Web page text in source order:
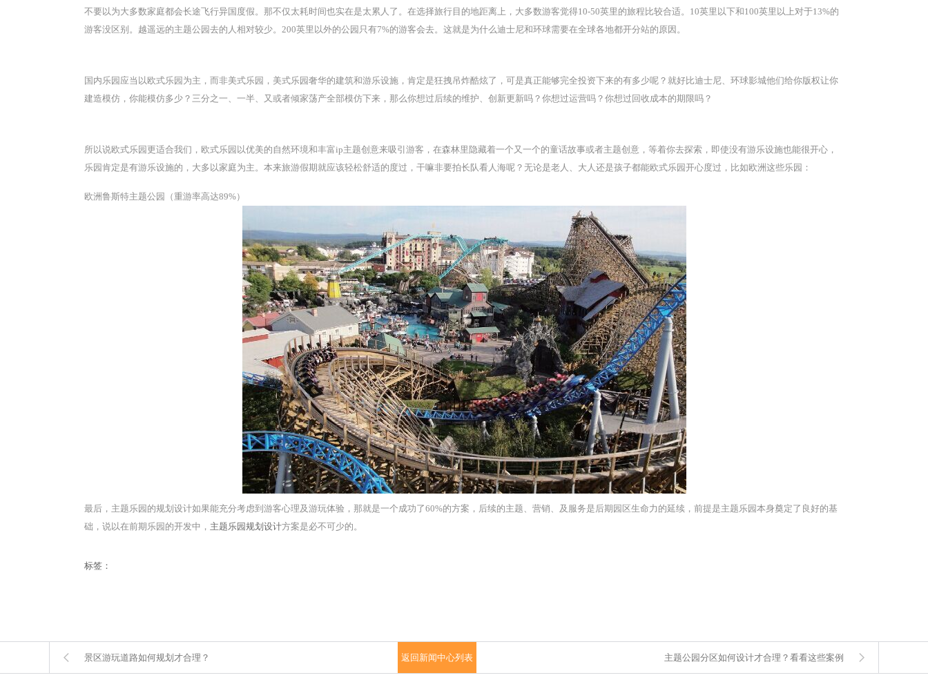
不要以为大多数家庭都会长途飞行异国度假。那不仅太耗时间也实在是太累人了。在选择旅行目的地距离上，大多数游客觉得10-50英里的旅程比较合适。10英里以下和100英里以上对于13%的
游客没区别。越遥远的主题公园去的人相对较少。200英里以外的公园只有7%的游客会去。这就是为什么迪士尼和环球需要在全球各地都开分站的原因。
国内乐园应当以欧式乐园为主，而非美式乐园，美式乐园奢华的建筑和游乐设施，肯定是狂拽吊炸酷炫了，可是真正能够完全投资下来的有多少呢？就好比迪士尼、环球影城他们给你版权让你
建造模仿，你能模仿多少？三分之一、一半、又或者倾家荡产全部模仿下来，那么你想过后续的维护、创新更新吗？你想过运营吗？你想过回收成本的期限吗？
所以说欧式乐园更适合我们，欧式乐园以优美的自然环境和丰富ip主题创意来吸引游客，在森林里隐藏着一个又一个的童话故事或者主题创意，等着你去探索，即使没有游乐设施也能很开心，
乐园肯定是有游乐设施的，大多以家庭为主。本来旅游假期就应该轻松舒适的度过，干嘛非要拍长队看人海呢？无论是老人、大人还是孩子都能欧式乐园开心度过，比如欧洲这些乐园：
欧洲鲁斯特主题公园（重游率高达89%）
最后，主题乐园的规划设计如果能充分考虑到游客心理及游玩体验，那就是一个成功了60%的方案，后续的主题、营销、及服务是后期园区生命力的延续，前提是主题乐园本身奠定了良好的基
础，说以在前期乐园的开发中， 主题乐园规划设计方案是必不可少的。
标签：
景区游玩道路如何规划才合理？ 返回新闻中心列表 主题公园分区如何设计才合理？看看这些案例